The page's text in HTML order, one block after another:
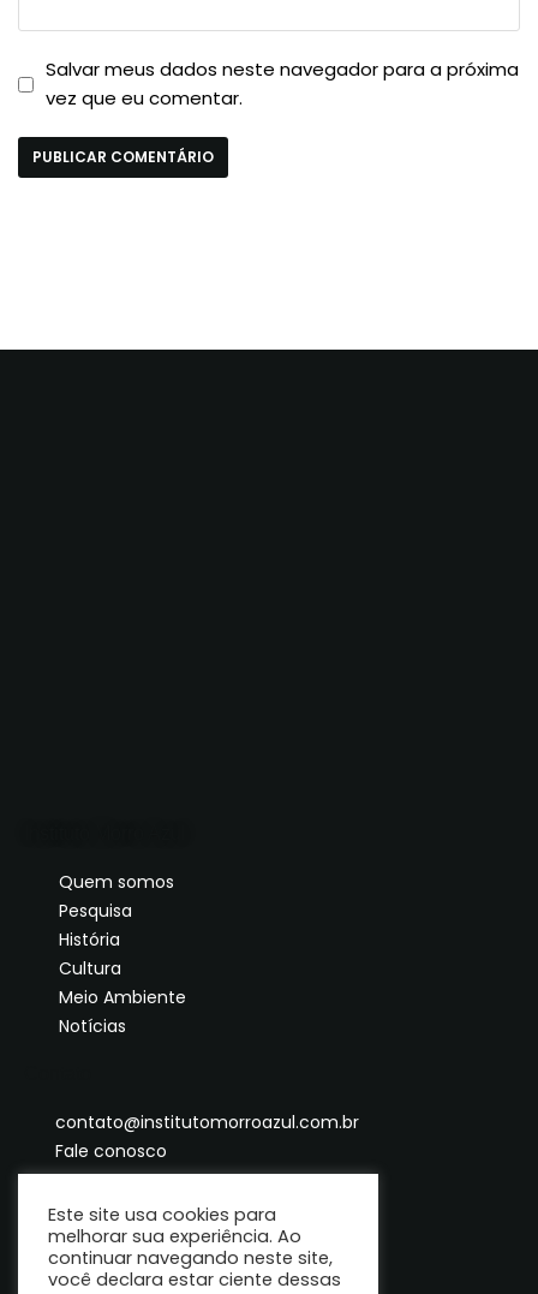
Salvar meus dados neste navegador para a próxima
vez que eu comentar.
Quem somos
Pesquisa
História
Cultura
Meio Ambiente
Notícias
contato@institutomorroazul.com.br
Fale conosco
Este site usa cookies para
melhorar sua experiência. Ao
continuar navegando neste site,
você declara estar ciente dessas